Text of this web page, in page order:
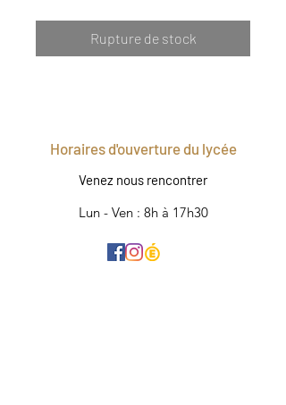
Rupture de stock
Horaires d'ouverture du lycée
Venez nous rencontrer
Lun - Ven : 8h à 17h30